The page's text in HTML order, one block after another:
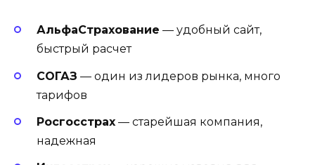
АльфаСтрахование — удобный сайт,
быстрый расчет
СОГАЗ — один из лидеров рынка, много
тарифов
Росгосстрах — старейшая компания,
надежная